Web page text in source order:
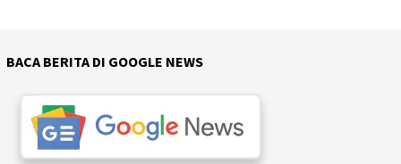
BACA BERITA DI GOOGLE NEWS